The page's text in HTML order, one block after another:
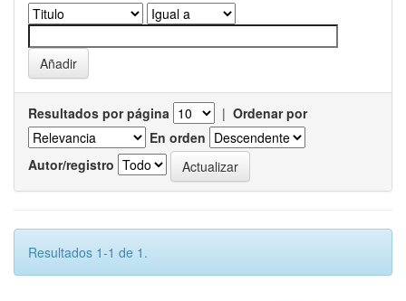
Resultados por página | Ordenar por
En orden
Autor/registro
Resultados 1-1 de 1.